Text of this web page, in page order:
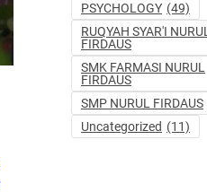
PSYCHOLOGY (49)
RUQYAH SYAR'I NURUL
FIRDAUS
SMK FARMASI NURUL
FIRDAUS
SMP NURUL FIRDAUS
Uncategorized (11)